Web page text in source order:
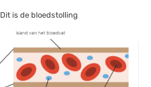
Dit is de bloedstolling